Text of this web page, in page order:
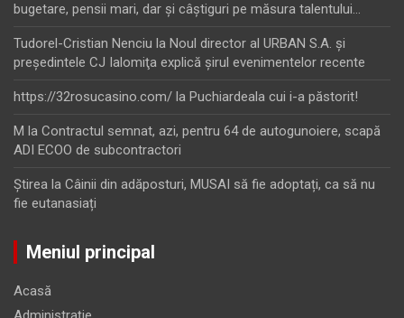
bugetare, pensii mari, dar şi câştiguri pe măsura talentului…
Tudorel-Cristian Nenciu la Noul director al URBAN S.A. şi
preşedintele CJ Ialomiţa explică şirul evenimentelor recente
https://32rosucasino.com/ la Puchiardeala cui i-a păstorit!
M la Contractul semnat, azi, pentru 64 de autogunoiere, scapă
ADI ECOO de subcontractori
Ştirea la Câinii din adăposturi, MUSAI să fie adoptați, ca să nu
fie eutanasiați
Meniul principal
Acasă